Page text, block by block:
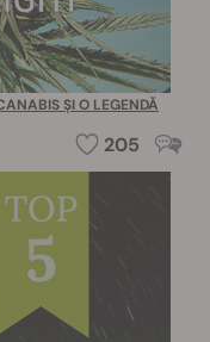
ȘI O LEGENDĂ
205